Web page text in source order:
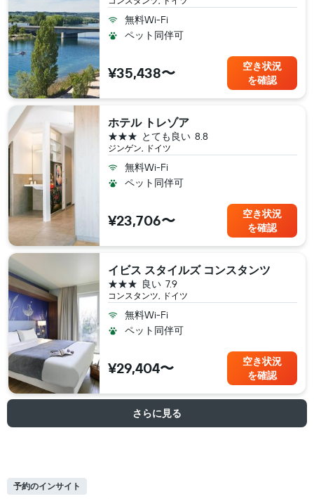
無料Wi-Fi
ペット同伴可
¥35,438〜
空き状況
を確認
ホテル トレゾア
ジンゲン, ドイツ
8.8
とても良い
3つ星
無料Wi-Fi
ペット同伴可
¥23,706〜
空き状況
を確認
イビス スタイルズ コンスタンツ
コンスタンツ, ドイツ
7.9
良い
3つ星
無料Wi-Fi
ペット同伴可
¥29,404〜
空き状況
を確認
さらに見る
予約のインサイト